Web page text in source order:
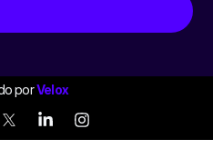
porVelox